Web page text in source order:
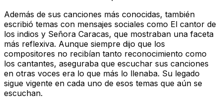
Además de sus canciones más conocidas, también
escribió temas con mensajes sociales como El cantor de
los indios y Señora Caracas, que mostraban una faceta
más reflexiva. Aunque siempre dijo que los
compositores no recibían tanto reconocimiento como
los cantantes, aseguraba que escuchar sus canciones
en otras voces era lo que más lo llenaba. Su legado
sigue vigente en cada uno de esos temas que aún se
escuchan.